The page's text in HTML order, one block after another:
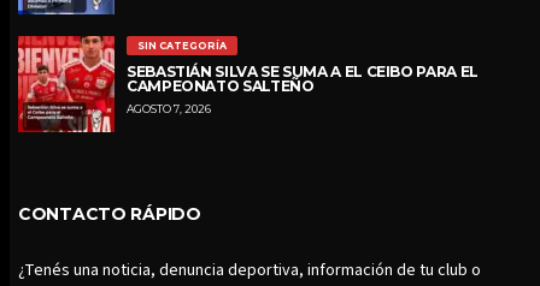
SIN CATEGORÍA
SEBASTIÁN SILVA SE SUMA A EL CEIBO PARA EL
CAMPEONATO SALTEÑO
AGOSTO 7, 2026
CONTACTO RÁPIDO
¿Tenés una noticia, denuncia deportiva, información de tu club o